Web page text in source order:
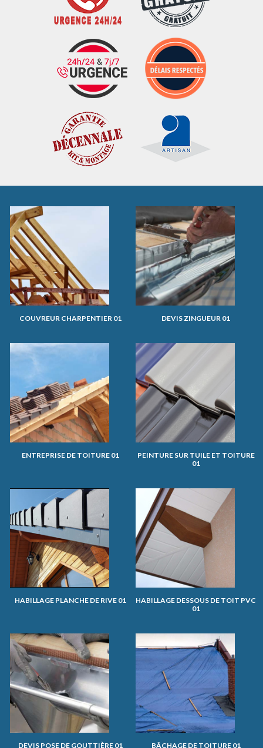
COUVREUR CHARPENTIER 01 DEVIS ZINGUEUR 01
ENTREPRISE DE TOITURE 01
PEINTURE SUR TUILE ET TOITURE
01
HABILLAGE PLANCHE DE RIVE 01
HABILLAGE DESSOUS DE TOIT PVC
01
DEVIS POSE DE GOUTTIÈRE 01 BÂCHAGE DE TOITURE 01